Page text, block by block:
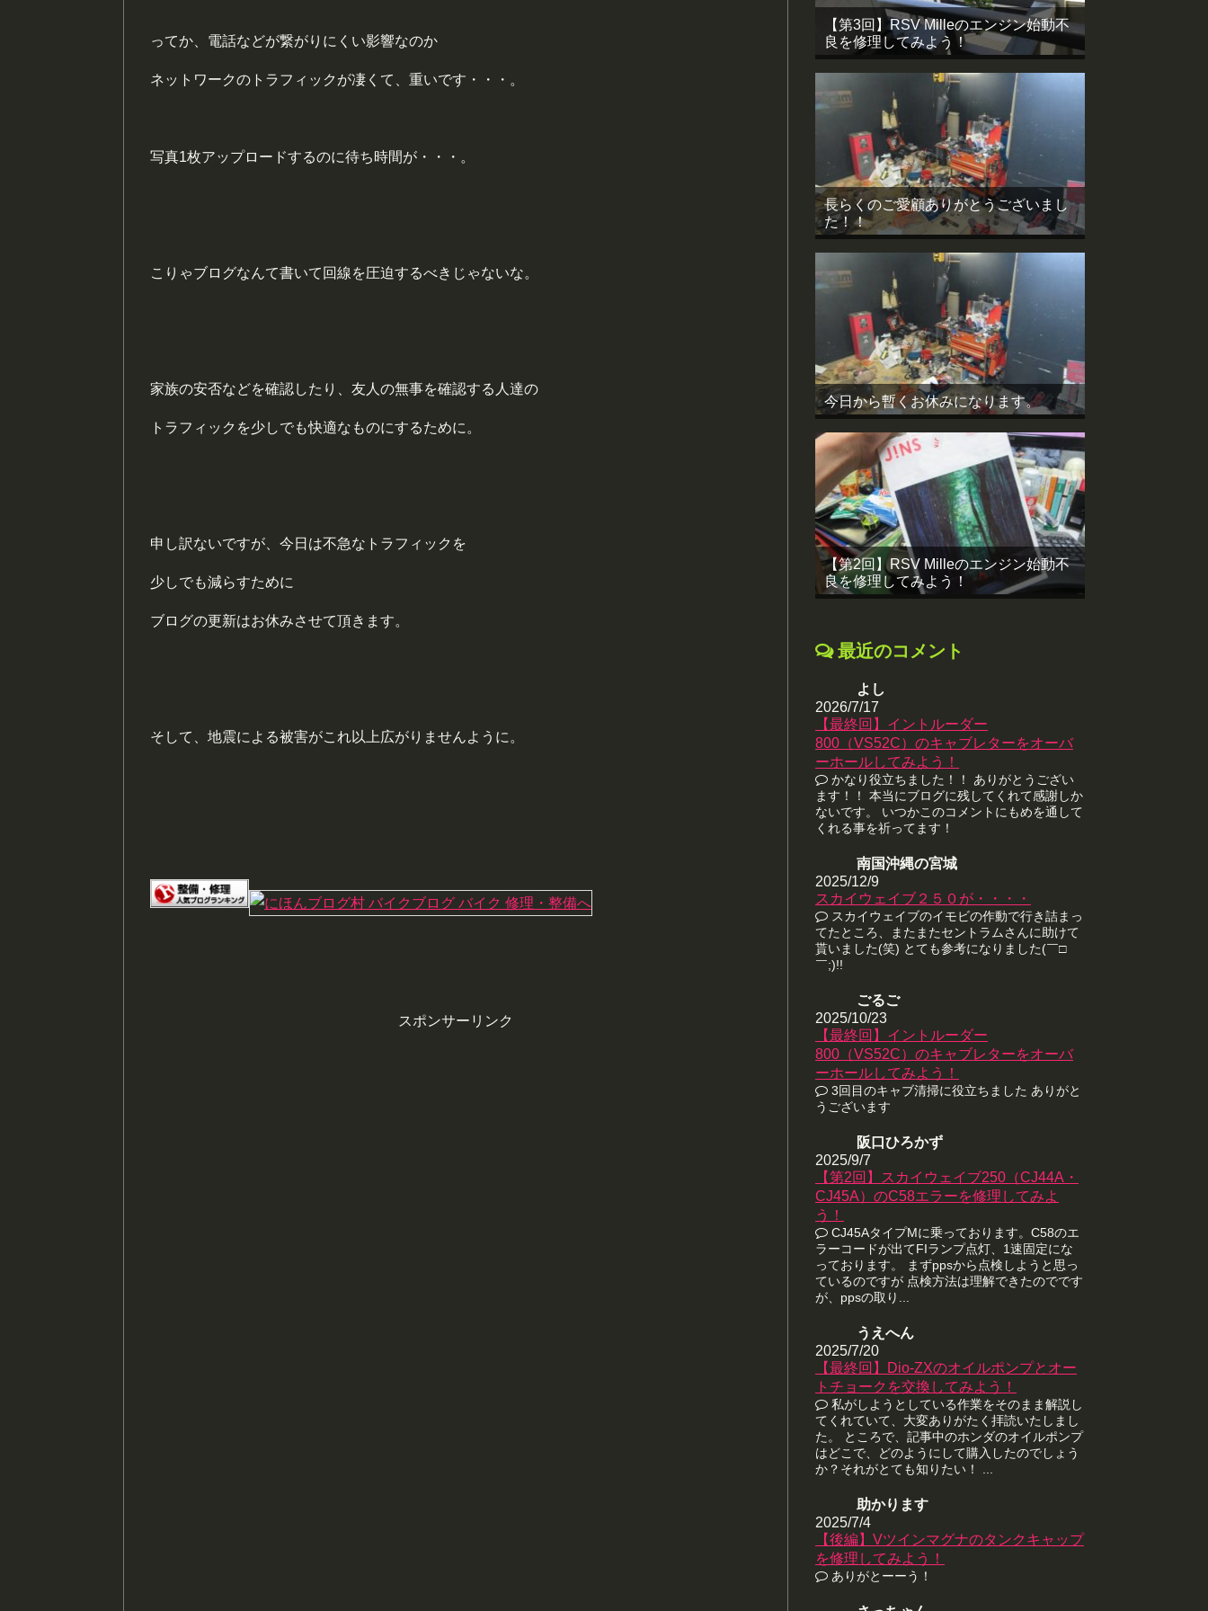
ってか、電話などが繋がりにくい影響なのか
ネットワークのトラフィックが凄くて、重いです・・・。
写真1枚アップロードするのに待ち時間が・・・。
こりゃブログなんて書いて回線を圧迫するべきじゃないな。
家族の安否などを確認したり、友人の無事を確認する人達の
トラフィックを少しでも快適なものにするために。
申し訳ないですが、今日は不急なトラフィックを
少しでも減らすために
ブログの更新はお休みさせて頂きます。
そして、地震による被害がこれ以上広がりませんように。
スポンサーリンク
【第3回】RSV Milleのエンジン始動不
良を修理してみよう！
長らくのご愛顧ありがとうございまし
た！！
今日から暫くお休みになります。
【第2回】RSV Milleのエンジン始動不
良を修理してみよう！
最近のコメント
よし
2026/7/17
【最終回】イントルーダー
800（VS52C）のキャブレターをオーバ
ーホールしてみよう！
かなり役立ちました！！ ありがとうござい
ます！！ 本当にブログに残してくれて感謝しか
ないです。 いつかこのコメントにもめを通して
くれる事を祈ってます！
南国沖縄の宮城
2025/12/9
スカイウェイブ２５０が・・・・
スカイウェイブのイモビの作動で行き詰まっ
てたところ、またまたセントラムさんに助けて
貰いました(笑) とても参考になりました(￣□
￣;)!!
ごるご
2025/10/23
【最終回】イントルーダー
800（VS52C）のキャブレターをオーバ
ーホールしてみよう！
3回目のキャブ清掃に役立ちました ありがと
うございます
阪口ひろかず
2025/9/7
【第2回】スカイウェイブ250（CJ44A・
CJ45A）のC58エラーを修理してみよ
う！
CJ45AタイプMに乗っております。C58のエ
ラーコードが出てFIランプ点灯、1速固定にな
っております。 まずppsから点検しようと思っ
ているのですが 点検方法は理解できたのでです
が、ppsの取り...
うえへん
2025/7/20
【最終回】Dio-ZXのオイルポンプとオー
トチョークを交換してみよう！
私がしようとしている作業をそのまま解説し
てくれていて、大変ありがたく拝読いたしまし
た。 ところで、記事中のホンダのオイルポンプ
はどこで、どのようにして購入したのでしょう
か？それがとても知りたい！ ...
助かります
2025/7/4
【後編】Vツインマグナのタンクキャップ
を修理してみよう！
ありがとーーう！